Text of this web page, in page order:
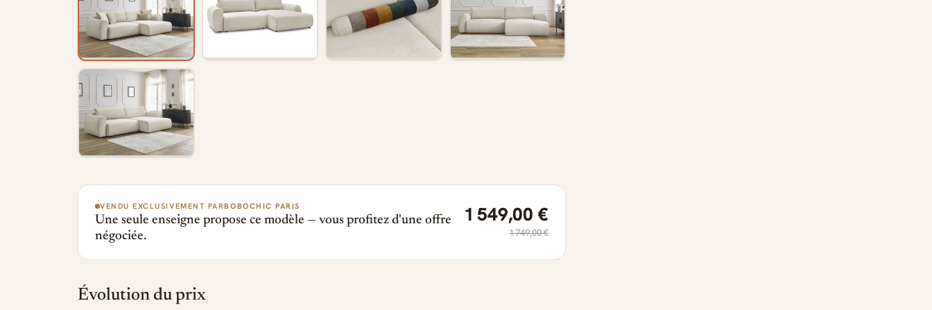
VENDU EXCLUSIVEMENT PARBOBOCHIC PARIS
Une seule enseigne propose ce modèle — vous profitez d'une offre
négociée.
1 549,00 €
1 749,00 €
Évolution du prix